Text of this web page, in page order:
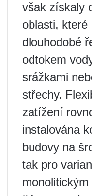
však získaly
oblasti, které
dlouhodobé
odtokem
srážkami
střechy.
zatížení
instalována
budovy na
tak pro